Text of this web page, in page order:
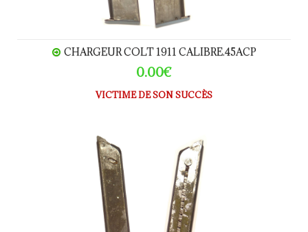
CHARGEUR COLT 1911 CALIBRE.45ACP
0.00€
VICTIME DE SON SUCCÈS
Chargeur High Standard Military calibre 22LR